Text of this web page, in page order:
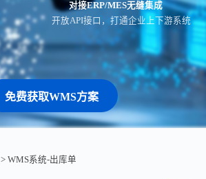
对接ERP/MES无缝集成
开放API接口，打通企业上下游系统
免费获取WMS方案
> WMS系统-出库单